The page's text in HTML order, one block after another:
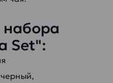
набора
Set":